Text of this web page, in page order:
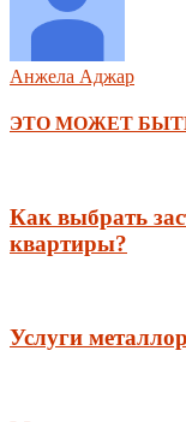
Анжела Аджар
ЭТО МОЖЕТ
Как выбрать
квартиры?
Услуги